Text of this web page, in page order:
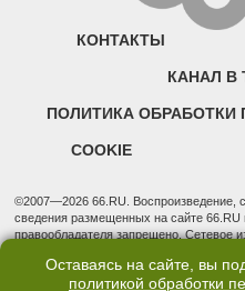
КОНТАКТЫ
КАНАЛ В
ПОЛИТИКА
COOKIE
©2007—2026 66.RU. Воспроизведение,
сведения размещенных на сайте 66.RU
правообладателя запрещено. Сетевое
надзору в сфере связи,
(Роскомнадзор). Регистрационный
Оставаясь на сайте, вы
политикой обработки